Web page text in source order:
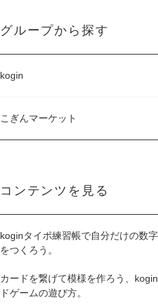
グループから探す
kogin
こぎんマーケット
コンテンツを見る
koginタイポ練習帳で自分だけの数
をつくろう。
カードを繋げて模様を作ろう、
ドゲームの遊び方。